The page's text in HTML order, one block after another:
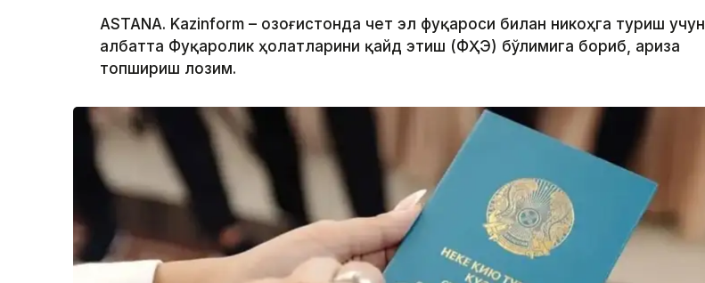
ASTANA. Kazinform – Қозоғистонда чет эл фуқароси билан никоҳга туриш учун
албатта Фуқаролик ҳолатларини қайд этиш (ФҲҚЭ) бўлимига бориб, ариза
топшириш лозим.